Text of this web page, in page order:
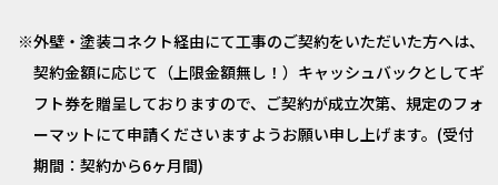
外壁・塗装コネクト経由にて工事のご契約をいただいた方へは、
契約金額に応じて（上限金額無し！）キャッシュバックとしてギ
フト券を贈呈しておりますので、ご契約が成立次第、規定のフォ
ーマットにて申請くださいますようお願い申し上げます。(受付
期間：契約から6ヶ月間)